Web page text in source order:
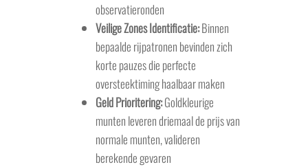
observatieronden
Veilige Zones Identificatie:Binnen
bepaalde rijpatronen bevinden zich
korte pauzes die perfecte
oversteektiming haalbaar maken
Geld Prioritering:Goldkleurige
munten leveren driemaal de prijs van
normale munten, valideren
berekende gevaren